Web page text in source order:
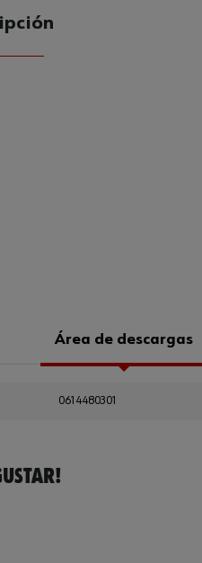
CANTIDAD
Área de descargas
0614480301